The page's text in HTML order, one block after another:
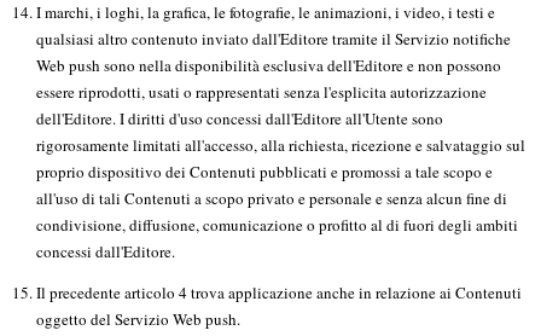
I marchi, i loghi, la grafica, le fotografie, le animazioni, i video, i testi e
qualsiasi altro contenuto inviato dall'Editore tramite il Servizio notifiche
Web push sono nella disponibilità esclusiva dell'Editore e non possono
essere riprodotti, usati o rappresentati senza l'esplicita autorizzazione
dell'Editore. I diritti d'uso concessi dall'Editore all'Utente sono
rigorosamente limitati all'accesso, alla richiesta, ricezione e salvataggio sul
proprio dispositivo dei Contenuti pubblicati e promossi a tale scopo e
all'uso di tali Contenuti a scopo privato e personale e senza alcun fine di
condivisione, diffusione, comunicazione o profitto al di fuori degli ambiti
concessi dall'Editore.
Il precedente articolo 4 trova applicazione anche in relazione ai Contenuti
oggetto del Servizio Web push.